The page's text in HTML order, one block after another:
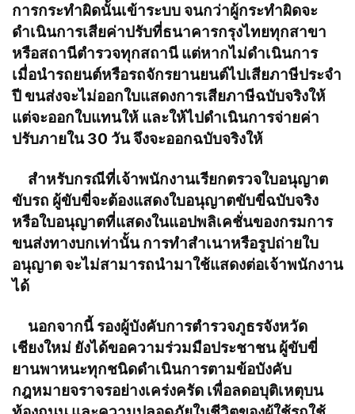
การกระทำผิดนั้นเข้าระบบ จนกว่าผู้กระทำผิดจะ
ดำเนินการเสียค่าปรับที่ธนาคารกรุงไทยทุกสาขา
หรือสถานีตำรวจทุกสถานี แต่หากไม่ดำเนินการ
เมื่อนำรถยนต์หรือรถจักรยานยนต์ไปเสียภาษีประจำ
ปี ขนส่งจะไม่ออกใบแสดงการเสียภาษีฉบับจริงให้
แต่จะออกใบแทนให้ และให้ไปดำเนินการจ่ายค่า
ปรับภายใน 30 วัน จึงจะออกฉบับจริงให้
สำหรับกรณีที่เจ้าพนักงานเรียกตรวจใบอนุญาต
ขับรถ ผู้ขับขี่จะต้องแสดงใบอนุญาตขับขี่ฉบับจริง
หรือใบอนุญาตที่แสดงในแอปพลิเคชั่นของกรมการ
ขนส่งทางบกเท่านั้น การทำสำเนาหรือรูปถ่ายใบ
อนุญาต จะไม่สามารถนำมาใช้แสดงต่อเจ้าพนักงาน
ได้
นอกจากนี้ รองผู้บังคับการตำรวจภูธรจังหวัด
เชียงใหม่ ยังได้ขอความร่วมมือประชาชน ผู้ขับขี่
ยานพาหนะทุกชนิดดำเนินการตามข้อบังคับ
กฎหมายจราจรอย่างเคร่งครัด เพื่อลดอบุติเหตุบน